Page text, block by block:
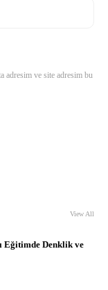
adresim ve site adresim bu
View All
Eğitimde Denklik ve